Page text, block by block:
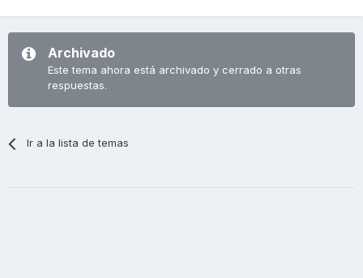
Archivado
Este tema ahora está archivado y cerrado a otras
respuestas.
Ir a la lista de temas